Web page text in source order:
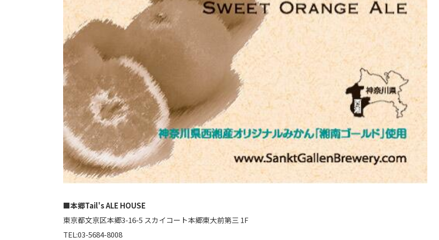
■本郷Tail's ALE HOUSE
東京都文京区本郷3-16-5 スカイコート本郷東大前第三 1F
TEL:03-5684-8008